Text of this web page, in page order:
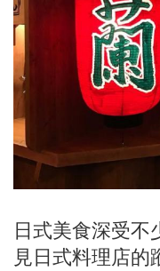
日式美食深受不
見日式料理店的